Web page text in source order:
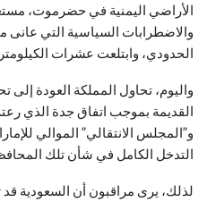
الأراضي اليمنية في حضرموت،
والاضطرابات السياسية التي عانى
الحدودي، وابتلعت عشرات
واليوم، تحاول المملكة العودة إلى
القديمة بموجب اتفاق جدة الذي
و”المجلس الانتقالي” الموالي
التدخل الكامل في شأن تلك
لذلك، يرى مراقبون أن السعودية